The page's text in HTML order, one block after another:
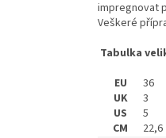
impregnovat
Veškeré
Tabulka
EU
36
UK
3
US
5
CM
22,6